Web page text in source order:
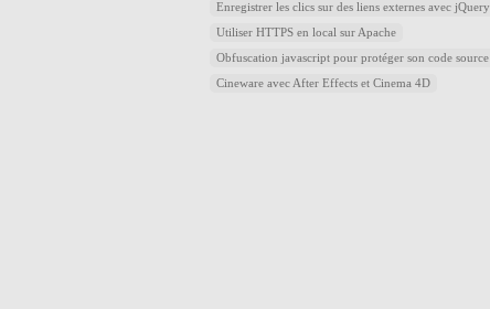
Enregistrer les clics sur des liens externes avec jQuery
Utiliser HTTPS en local sur Apache
Obfuscation javascript pour protéger son code source
Cineware avec After Effects et Cinema 4D